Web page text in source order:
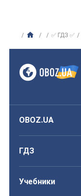
✅ ГДЗ ✅
OBOZ.UA
ГДЗ
Учебники